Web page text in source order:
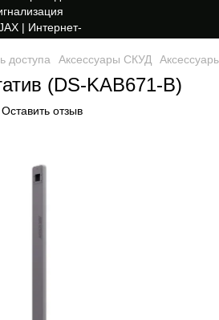
доступа Аксессуары СКУД
(DS-KAB671-B)
Оставить отзыв